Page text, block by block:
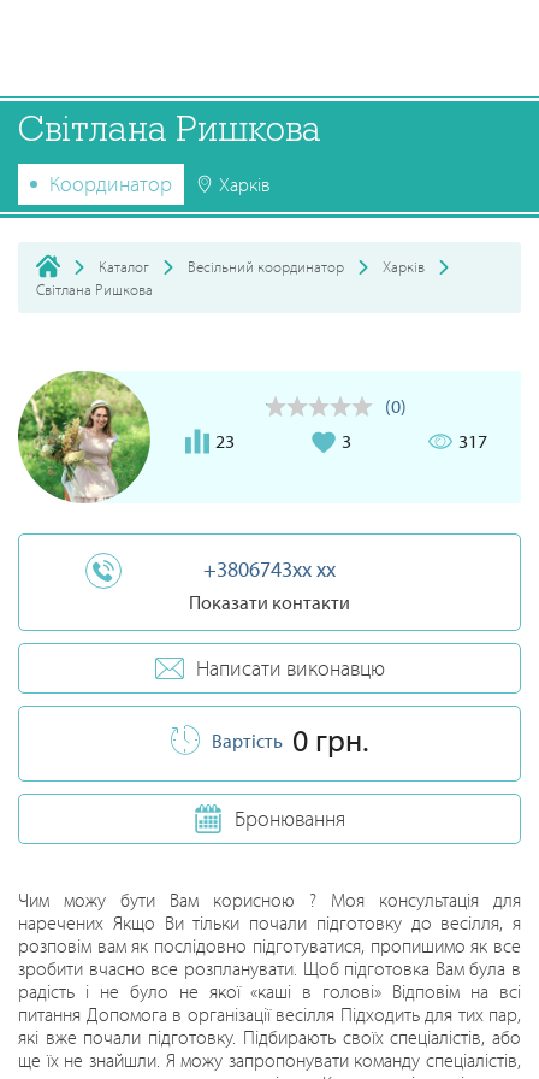
Світлана Ришкова
Координатор Харків
Каталог Весільний координатор
Харків
Світлана Ришкова
(0)
23
3 317
+3806743xx xx
Показати контакти
Написати виконавцю
Вартість 0 грн.
Бронювання
Чим можу бути Вам корисною ? Моя консультація для
наречених Якщо Ви тільки почали підготовку до весілля, я
розповім вам як послідовно підготуватися, пропишимо як все
зробити вчасно все розпланувати. Щоб підготовка Вам була в
радість і не було не якої «каші в голові» Відповім на всі
питання Допомога в організації весілля Підходить для тих пар,
які вже почали підготовку. Підбирають своїх спеціалістів, або
ще їх не знайшли. Я можу запропонувати команду спеціалістів,